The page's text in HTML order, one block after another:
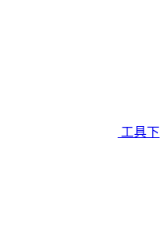
工具下